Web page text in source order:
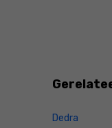
Dedra